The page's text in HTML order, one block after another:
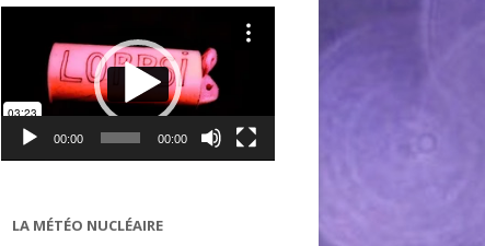
Lecteur
00:00 00:00
LA MÉTÉO NUCLÉAIRE